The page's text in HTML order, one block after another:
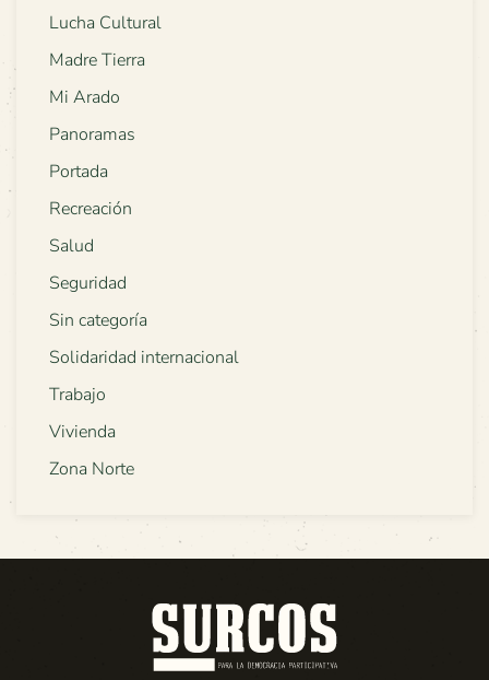
Lucha Cultural
Madre Tierra
Mi Arado
Panoramas
Portada
Recreación
Salud
Seguridad
Sin categoría
Solidaridad internacional
Trabajo
Vivienda
Zona Norte